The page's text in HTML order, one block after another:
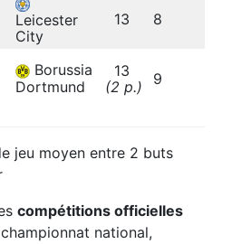
Leicester
City
13 8
Borussia
Dortmund
13
(2 p.)
9
jeu moyen entre 2 buts
compétitions officielles
national,